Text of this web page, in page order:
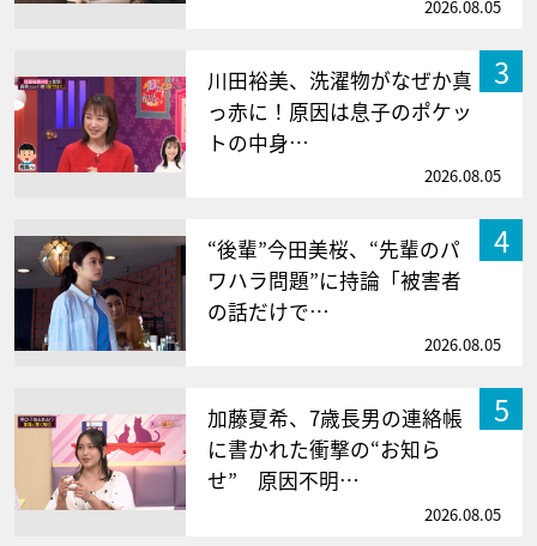
2026.08.05
3
川田裕美、洗濯物がなぜか真
っ赤に！原因は息子のポケッ
トの中身…
2026.08.05
4
“後輩”今田美桜、“先輩のパ
ワハラ問題”に持論「被害者
の話だけで…
2026.08.05
5
加藤夏希、7歳長男の連絡帳
に書かれた衝撃の“お知ら
せ” 原因不明…
2026.08.05